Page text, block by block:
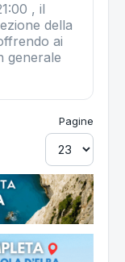
, il
della
ai
generale
Pagine